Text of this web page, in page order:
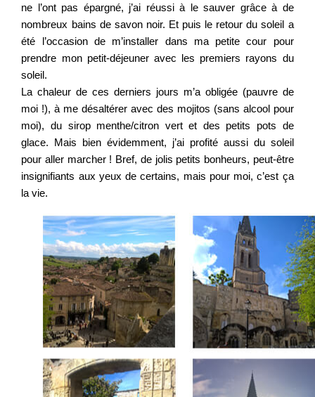
ne l’ont pas épargné, j’ai réussi à le sauver grâce à de
nombreux bains de savon noir. Et puis le retour du soleil a
été l’occasion de m’installer dans ma petite cour pour
prendre mon petit-déjeuner avec les premiers rayons du
soleil.
La chaleur de ces derniers jours m’a obligée (pauvre de
moi !), à me désaltérer avec des mojitos (sans alcool pour
moi), du sirop menthe/citron vert et des petits pots de
glace. Mais bien évidemment, j’ai profité aussi du soleil
pour aller marcher ! Bref, de jolis petits bonheurs, peut-être
insignifiants aux yeux de certains, mais pour moi, c’est ça
la vie.